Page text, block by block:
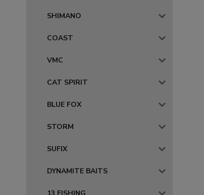
SHIMANO
COAST
VMC
CAT SPIRIT
BLUE FOX
STORM
SUFIX
DYNAMITE BAITS